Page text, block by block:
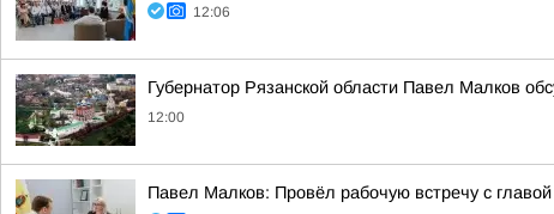
12:06
Губернатор Рязанской области Павел Малков
12:00
Павел Малков: Провёл рабочую встречу с